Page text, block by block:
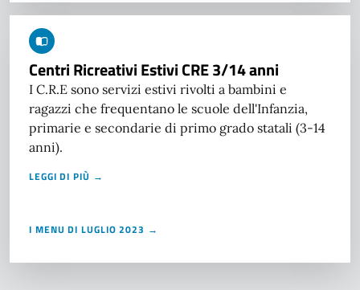
Centri Ricreativi Estivi CRE 3/14 anni
I C.R.E sono servizi estivi rivolti a bambini e
ragazzi che frequentano le scuole dell'Infanzia,
primarie e secondarie di primo grado statali (3-14
anni).
LEGGI DI PIÙ →
I MENU DI LUGLIO 2023 →